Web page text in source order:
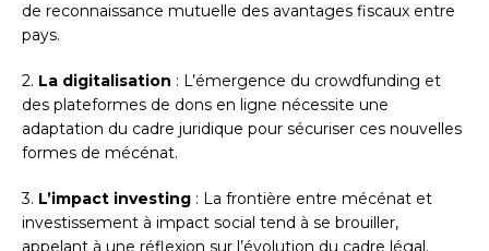
de reconnaissance mutuelle des avantages fiscaux entre
pays.
2. La digitalisation : L’émergence du crowdfunding et
des plateformes de dons en ligne nécessite une
adaptation du cadre juridique pour sécuriser ces nouvelles
formes de mécénat.
3. L’impact investing : La frontière entre mécénat et
investissement à impact social tend à se brouiller,
appelant à une réflexion sur l’évolution du cadre légal.